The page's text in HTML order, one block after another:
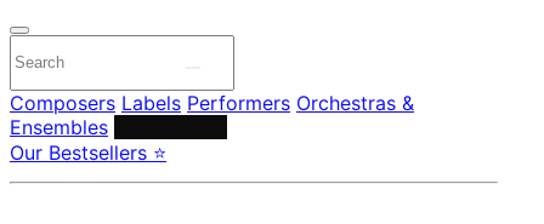
Composers Labels Performers Orchestras &
Ensembles
Our Bestsellers ⭐